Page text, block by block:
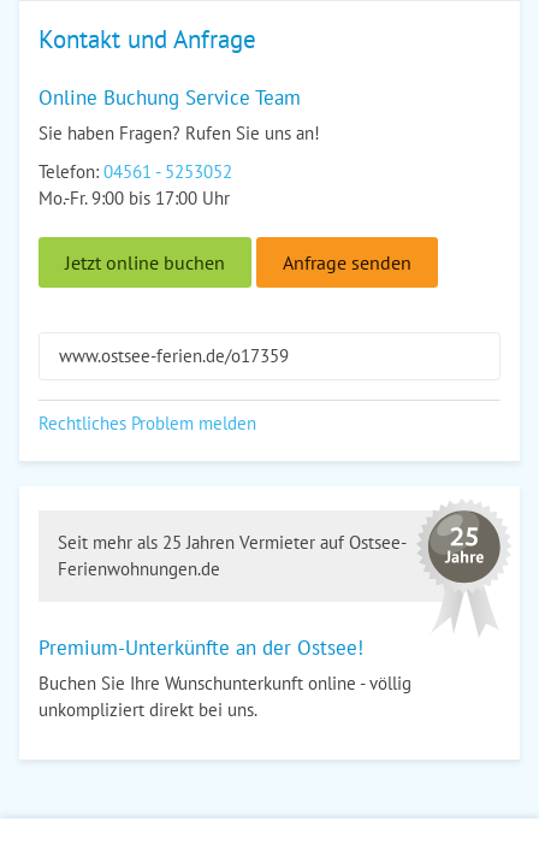
Kontakt und Anfrage
Online Buchung Service Team
Sie haben Fragen? Rufen Sie uns an!
Telefon: 04561 - 5253052
Mo.-Fr. 9:00 bis 17:00 Uhr
Jetzt online buchen Anfrage senden
www.ostsee-ferien.de/o17359
Rechtliches Problem melden
Seit mehr als 25 Jahren Vermieter auf Ostsee-
Ferienwohnungen.de
Premium-Unterkünfte an der Ostsee!
Buchen Sie Ihre Wunschunterkunft online - völlig
unkompliziert direkt bei uns.